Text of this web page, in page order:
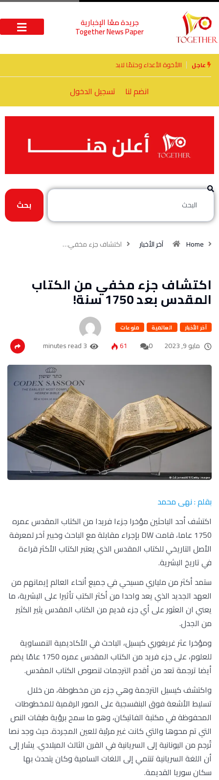
جريدة معًا الإخبارية
Together News Paper
عاجل الأخوة الأعداء وحتمًا لابد من لقاء
انضم لنا تسجيل الدخول
بحث
Home آخر الأخبار اكتشاف جزء مخفي…
اكتشاف جزء مخفي من الكتاب
المقدس بعد 1750 سنة!
آخر الأخبار العالمية منوعات
مايو 9, 2023 0
61
3 minutes read
بقلم : نهى محمد
اكتشف أحد الباحثين مؤخرا جزءا فريدا من الكتاب المقدس عمره
1750 عاما، قامت DW بإجراء مقابلة مع الباحث وخبير آخر لمعرفة
الأصل التاريخي للكتاب المقدس الذي يعتبر الكتاب الأكثر قراءة
في تاريخ البشرية.
ستمد أكثر من ملياري مسيحي في جميع أنحاء العالم إيمانهم من
العهد الجديد الذي يعد واحدا من أكثر الكتب تأثيرا على البشرية، ما
يعني ان العثور على أي جزء قديم من الكتاب المقدس يثير الكثير
من الجدل.
ومؤخرا عثر غريغوري كيسيل، الباحث في الأكاديمية النمساوية
للعلوم، على جزء فريد من الكتاب المقدس عمره 1750 عامًا يضم
أيضا ترجمة تعد من أقدم الترجمات لنصوص الكتاب المقدس.
واكتشف كيسيل الترجمة وهي جزء من مخطوطة، من خلال
تسليط الأشعة فوق البنفسجية على الصور الرقمية للمخطوطات
المحفوظة في مكتبة الفاتيكان، وهو ما سمح برؤية طبقات النص
التي تم محوها والتي كانت غير مرئية للعين المجردة. حيث وجد نصا
تُرجم من اليونانية إلى السريانية في القرن الثالث الميلادي. يشار إلى
أن اللغة السريانية تنتمي إلى اللغات السامية وكان يتحدث بها
سكان سوريا القديمة.